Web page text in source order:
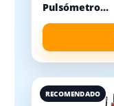
Pulsómetro...
RECOMENDADO